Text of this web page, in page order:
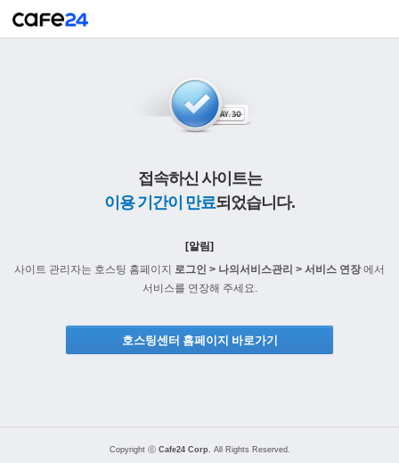
접속하신 사이트는
이용 기간이 만료되었습니다.
[알림]
사이트 관리자는 호스팅 홈페이지 로그인 > 나의서비스관리 > 서비스 연장에서
서비스를 연장해 주세요.
호스팅센터 홈페이지 바로가기
Copyright ⓒ Cafe24 Corp. All Rights Reserved.